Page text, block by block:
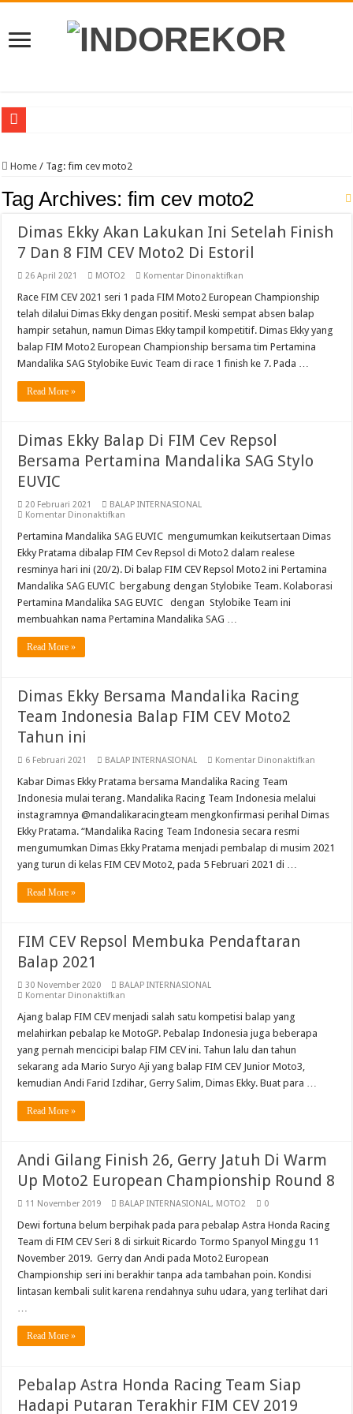
Moto2 GP Inggris, Mario Practice Ke 8 Antar Langsung Ke Q2
Moto2 Inggris, Mario Incar Poin Dan Lebih Dekat Di Barisan Depan
Pebalap Astra Honda Bertekad Lanjutkan Performa Positif di ARRC Mandalika
Jelang Asia Road Racing Championship Round 4 Mandalika, Pebalap
Yamaha Cup Race Semarakkan HUT Kota Padang Ke 357, Dibanjiri 5 Ribu
Moto3 Inggris Perdana Veda Balap Di Sirkuit Silverstone, Berikut Jadwal Race
Abimanyu Bintang Thailand Talent Cup Rd 3 Borong Juara, Giovanni Balap
Abimanyu Juara Race 1 Thailand Talent Cup Buriram Thailand
Home / Tag:fim cev moto2
Tag Archives:fim cev moto2
Dimas Ekky Akan Lakukan Ini Setelah Finish
7 Dan 8 FIM CEV Moto2 Di Estoril
26 April 2021 MOTO2 Komentar Dinonaktifkan
Ekky
Lakukan
Ini
Setelah
Finish
7
Dan
Race FIM CEV 2021 seri 1 pada FIM Moto2 European Championship
telah dilalui Dimas Ekky dengan positif. Meski sempat absen balap
hampir setahun, namun Dimas Ekky tampil kompetitif. Dimas Ekky yang
balap FIM Moto2 European Championship bersama tim Pertamina
Mandalika SAG Stylobike Euvic Team di race 1 finish ke 7. Pada …
Read More »
Dimas Ekky Balap Di FIM Cev Repsol
Bersama Pertamina Mandalika SAG Stylo
EUVIC
20 Februari 2021
BALAP INTERNASIONAL
Komentar Dinonaktifkan
Ekky
Di
FIM
Cev
Repsol
Pertamina
Mandalika
Pertamina Mandalika SAG EUVIC mengumumkan keikutsertaan Dimas
Ekky Pratama dibalap FIM Cev Repsol di Moto2 dalam realese
resminya hari ini (20/2). Di balap FIM CEV Repsol Moto2 ini Pertamina
Mandalika SAG EUVIC bergabung dengan Stylobike Team. Kolaborasi
Pertamina Mandalika SAG EUVIC dengan Stylobike Team ini
membuahkan nama Pertamina Mandalika SAG …
Read More »
Dimas Ekky Bersama Mandalika Racing
Team Indonesia Balap FIM CEV Moto2
Tahun ini
6 Februari 2021 BALAP INTERNASIONAL Komentar Dinonaktifkan
Racing
Team
FIM
Kabar Dimas Ekky Pratama bersama Mandalika Racing Team
Indonesia mulai terang. Mandalika Racing Team Indonesia melalui
instagramnya @mandalikaracingteam mengkonfirmasi perihal Dimas
Ekky Pratama. “Mandalika Racing Team Indonesia secara resmi
mengumumkan Dimas Ekky Pratama menjadi pembalap di musim 2021
yang turun di kelas FIM CEV Moto2, pada 5 Februari 2021 di …
Read More »
FIM CEV Repsol Membuka Pendaftaran
Balap 2021
30 November 2020
BALAP INTERNASIONAL
Komentar Dinonaktifkan
CEV
Repsol
Membuka
Pendaftaran
Balap
2021
Ajang balap FIM CEV menjadi salah satu kompetisi balap yang
melahirkan pebalap ke MotoGP. Pebalap Indonesia juga beberapa
yang pernah mencicipi balap FIM CEV ini. Tahun lalu dan tahun
sekarang ada Mario Suryo Aji yang balap FIM CEV Junior Moto3,
kemudian Andi Farid Izdihar, Gerry Salim, Dimas Ekky. Buat para …
Read More »
Andi Gilang Finish 26, Gerry Jatuh Di Warm
Up Moto2 European Championship Round 8
11 November 2019 BALAP INTERNASIONAL, MOTO2 0
Dewi fortuna belum berpihak pada para pebalap Astra Honda Racing
Team di FIM CEV Seri 8 di sirkuit Ricardo Tormo Spanyol Minggu 11
November 2019. Gerry dan Andi pada Moto2 European
Championship seri ini berakhir tanpa ada tambahan poin. Kondisi
lintasan kembali sulit karena rendahnya suhu udara, yang terlihat dari
…
Read More »
Pebalap Astra Honda Racing Team Siap
Hadapi Putaran Terakhir FIM CEV 2019